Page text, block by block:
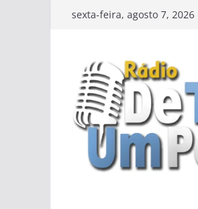
Pular
conteúdo
sexta-feira, agosto 7, 2026